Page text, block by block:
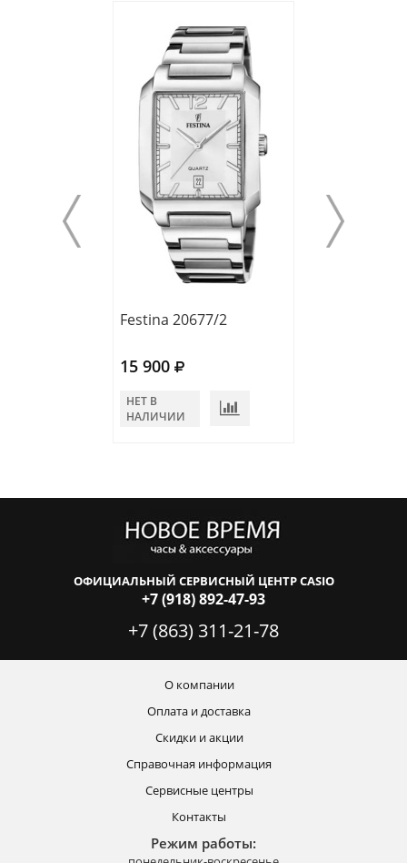
Festina 20677/2
15 900
НЕТ В
НАЛИЧИИ
ОФИЦИАЛЬНЫЙ СЕРВИСНЫЙ ЦЕНТР CASIO
+7 (918) 892-47-93
+7 (863) 311-21-78
О компании
Оплата и доставка
Скидки и акции
Справочная информация
Сервисные центры
Контакты
Режим работы: